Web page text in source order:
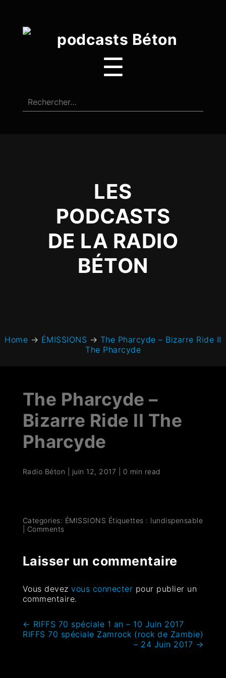
☰
LES
PODCASTS
DE LA RADIO
BÉTON
Home → ÉMISSIONS → The Pharcyde – Bizarre Ride II
The Pharcyde
The Pharcyde –
Bizarre Ride II The
Pharcyde
Radio Béton juin 12, 2017 0 min read
Categories: ÉMISSIONS Étiquettes : lundispensable
Comments
Laisser un commentaire
Vous devezvous connecter pour publier un
commentaire.
← RIFFS 70 spéciale 1 an – 10 Juin 2017
RIFFS 70 spéciale Zamrock (rock de Zambie)
– 24 Juin 2017 →